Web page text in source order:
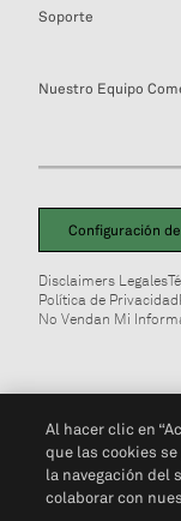
Soporte
Nuestro Equipo
Configuración
Disclaimers Legales
Política de Privacidad
No Vendan Mi
Al hacer clic en
que las cookies
la navegación del
colaborar con